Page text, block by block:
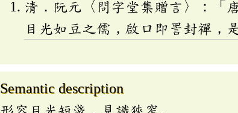
清．阮元〈問字堂集贈言〉：「
目光如豆之儒，啟口即詈封禪，
Semantic description